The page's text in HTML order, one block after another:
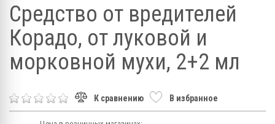
Средство от вредителей
Корадо, от луковой и
морковной мухи, 2+2 мл
К сравнению В избранное